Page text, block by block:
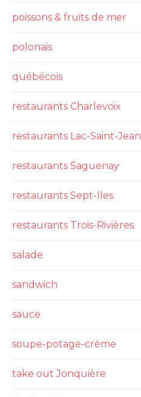
poissons & fruits de mer
polonais
québécois
restaurants Charlevoix
restaurants Lac-Saint-Jean
restaurants Saguenay
restaurants Sept-Iles
restaurants Trois-Rivières
salade
sandwich
sauce
soupe-potage-crème
take out Jonquière